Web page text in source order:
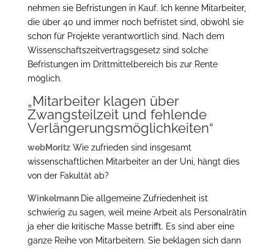
nehmen sie Befristungen in Kauf. Ich kenne Mitarbeiter,
die über 40 und immer noch befristet sind, obwohl sie
schon für Projekte verantwortlich sind. Nach dem
Wissenschaftszeitvertragsgesetz sind solche
Befristungen im Drittmittelbereich bis zur Rente
möglich.
„Mitarbeiter klagen über
Zwangsteilzeit und fehlende
Verlängerungsmöglichkeiten“
webMoritzWie zufrieden sind insgesamt
wissenschaftlichen Mitarbeiter an der Uni, hängt dies
von der Fakultät ab?
Winkelmann Die allgemeine Zufriedenheit ist
schwierig zu sagen, weil meine Arbeit als Personalrätin
ja eher die kritische Masse betrifft. Es sind aber eine
ganze Reihe von Mitarbeitern. Sie beklagen sich dann